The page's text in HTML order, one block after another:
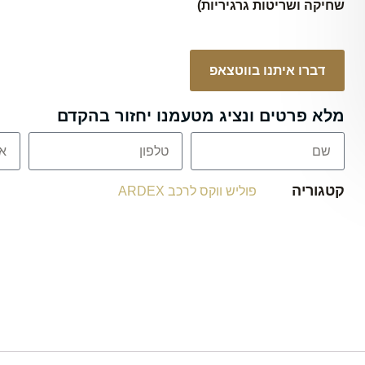
שחיקה ושריטות גרגיריות)
דברו איתנו בווטצאפ
מלא פרטים ונציג מטעמנו יחזור בהקדם
קטגוריה פוליש ווקס לרכב ARDEX